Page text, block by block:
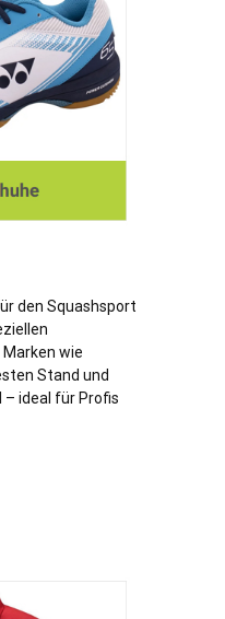
den Squashsport
wie
Stand und
– ideal für Profis